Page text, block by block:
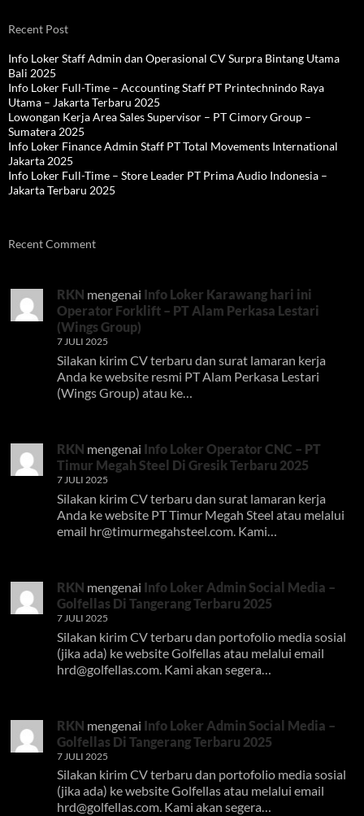
Recent Post
Info Loker Staff Admin dan Operasional CV Surpra Bintang Utama
Bali 2025
Info Loker Full-Time – Accounting Staff PT Printechnindo Raya
Utama – Jakarta Terbaru 2025
Lowongan Kerja Area Sales Supervisor – PT Cimory Group –
Sumatera 2025
Info Loker Finance Admin Staff PT Total Movements International
Jakarta 2025
Info Loker Full-Time – Store Leader PT Prima Audio Indonesia –
Jakarta Terbaru 2025
Recent Comment
RKN mengenai Info Loker Karawang hari ini
Operator Forklift – PT Alam Perkasa Lestari
(Wings Group)
7 JULI 2025
Silakan kirim CV terbaru dan surat lamaran kerja
Anda ke website resmi PT Alam Perkasa Lestari
(Wings Group) atau ke…
RKN mengenai Info Loker Operator CNC – PT
Timur Megah Steel Di Gresik Terbaru 2025
7 JULI 2025
Silakan kirim CV terbaru dan surat lamaran kerja
Anda ke website PT Timur Megah Steel atau melalui
email hr@timurmegahsteel.com. Kami…
RKN mengenai Info Loker Admin Social Media –
Golfellas Di Tangerang Terbaru 2025
7 JULI 2025
Silakan kirim CV terbaru dan portofolio media sosial
(jika ada) ke website Golfellas atau melalui email
hrd@golfellas.com . Kami akan segera…
RKN mengenai Info Loker Admin Social Media –
Golfellas Di Tangerang Terbaru 2025
7 JULI 2025
Silakan kirim CV terbaru dan portofolio media sosial
(jika ada) ke website Golfellas atau melalui email
hrd@golfellas.com. Kami akan segera…